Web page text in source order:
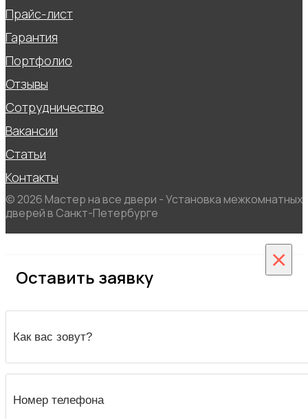
Прайс-лист
Гарантия
Портфолио
Отзывы
Сотрудничество
Вакансии
Статьи
Контакты
© 2026 Мастер на все двери - Установка межкомнатных
дверей в Санкт-Петербурге
×
Оставить заявку